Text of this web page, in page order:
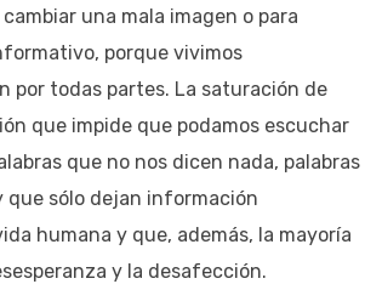
una mala imagen o para
porque vivimos
por todas partes. La saturación de
que impide que podamos escuchar
que no nos dicen nada, palabras
que sólo dejan información
humana y que, además, la mayoría
y la desafección.